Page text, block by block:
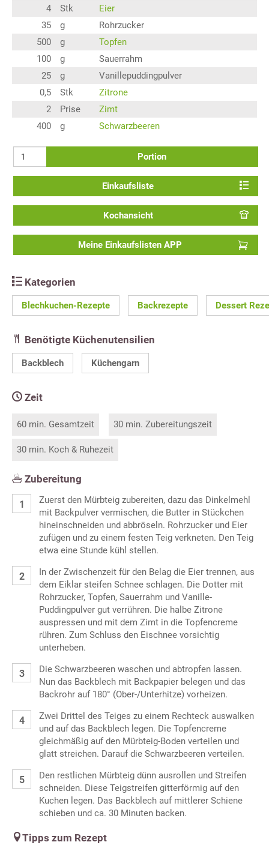
4
Stk
Eier
35
g
Rohrzucker
500
g
Topfen
100
g
Sauerrahm
25
g
Vanillepuddingpulver
0,5
Stk
Zitrone
2
Prise
Zimt
400
g Schwarzbeeren
Portion
Einkaufsliste
Kochansicht
Meine Einkaufslisten APP
Kategorien
Blechkuchen-Rezepte Backrezepte Dessert
Benötigte Küchenutensilien
Backblech Küchengarn
Zeit
60 min. Gesamtzeit 30 min. Zubereitungszeit
30 min. Koch & Ruhezeit
Zubereitung
Zuerst den Mürbteig zubereiten, dazu das Dinkelmehl
mit Backpulver vermischen, die Butter in Stückchen
hineinschneiden und abbröseln. Rohrzucker und Eier
zufügen und zu einem festen Teig verkneten. Den Teig
etwa eine Stunde kühl stellen.
In der Zwischenzeit für den Belag die Eier trennen, aus
dem Eiklar steifen Schnee schlagen. Die Dotter mit
Rohrzucker, Topfen, Sauerrahm und Vanille-
Puddingpulver gut verrühren. Die halbe Zitrone
auspressen und mit dem Zimt in die Topfencreme
rühren. Zum Schluss den Eischnee vorsichtig
unterheben.
Die Schwarzbeeren waschen und abtropfen lassen.
Nun das Backblech mit Backpapier belegen und das
Backrohr auf 180° (Ober-/Unterhitze) vorheizen.
Zwei Drittel des Teiges zu einem Rechteck auswalken
und auf das Backblech legen. Die Topfencreme
gleichmäßig auf den Mürbteig-Boden verteilen und
glatt streichen. Darauf die Schwarzbeeren verteilen.
Den restlichen Mürbteig dünn ausrollen und Streifen
schneiden. Diese Teigstreifen gitterförmig auf den
Kuchen legen. Das Backblech auf mittlerer Schiene
schieben und ca. 30 Minuten backen.
Tipps zum Rezept